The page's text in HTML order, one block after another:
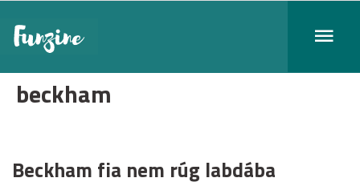
beckham
Beckham fia nem rúg labdába